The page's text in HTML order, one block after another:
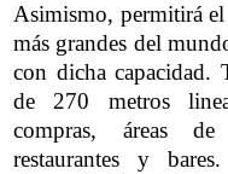
Asimismo, permitirá
más grandes del
con dicha capacidad.
de 270 metros
compras, áreas
restaurantes y